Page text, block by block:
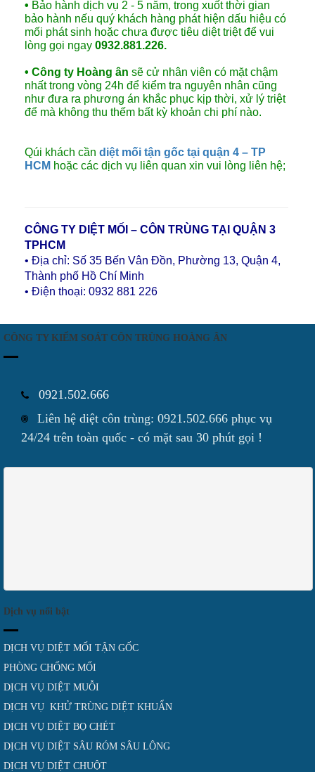
• Bảo hành dịch vụ 2 - 5 năm, trong xuốt thời gian
bảo hành nếu quý khách hàng phát hiện dấu hiệu có
mối phát sinh hoặc chưa được tiêu diệt triệt để vui
lòng gọi ngay 0932.881.226.
• Công ty Hoàng ân sẽ cử nhân viên có mặt chậm
nhất trong vòng 24h để kiểm tra nguyên nhân cũng
như đưa ra phương án khắc phục kịp thời, xử lý triệt
để mà không thu thếm bất kỳ khoản chi phí nào.
Qúi khách cần diệt mối tận gốc tại quận 4 – TP
HCM hoặc các dịch vụ liên quan xin vui lòng liên hệ;
CÔNG TY DIỆT MỐI – CÔN TRÙNG TẠI QUẬN 3
TPHCM
• Địa chỉ: Số 35 Bến Vân Đồn, Phường 13, Quận 4,
Thành phố Hồ Chí Minh
• Điện thoại: 0932 881 226
CÔNG TY KIỂM SOÁT CÔN TRÙNG HOÀNG ÂN
0921.502.666
Liên hệ diệt côn trùng: 0921.502.666 phục vụ
24/24 trên toàn quốc - có mặt sau 30 phút gọi !
Dịch vụ nổi bật
DỊCH VỤ DIỆT MỐI TẬN GỐC
PHÒNG CHỐNG MỐI
DỊCH VỤ DIỆT MUỖI
DỊCH VỤ KHỬ TRÙNG DIỆT KHUẨN
DỊCH VỤ DIỆT BỌ CHÉT
DỊCH VỤ DIỆT SÂU RÓM SÂU LÔNG
DỊCH VỤ DIỆT CHUỘT